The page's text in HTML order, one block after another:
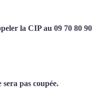
la CIP au 09 70 80 90
pas coupée.